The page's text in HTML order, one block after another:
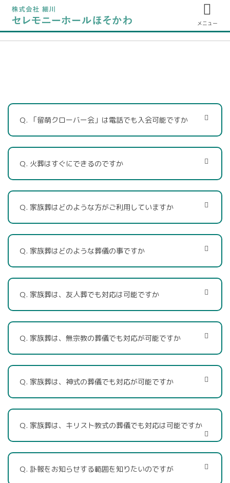
メニュー
Ｑ. 「留萌クローバー会」は電話でも入会可能ですか
Ｑ. 火葬はすぐにできるのですか
Ｑ. 家族葬はどのような方がご利用していますか
Ｑ. 家族葬はどのような葬儀の事ですか
Ｑ. 家族葬は、友人葬でも対応は可能ですか
Ｑ. 家族葬は、無宗教の葬儀でも対応が可能ですか
Ｑ. 家族葬は、神式の葬儀でも対応が可能ですか
Ｑ. 家族葬は、キリスト教式の葬儀でも対応は可能ですか
Ｑ. 訃報をお知らせする範囲を知りたいのですが